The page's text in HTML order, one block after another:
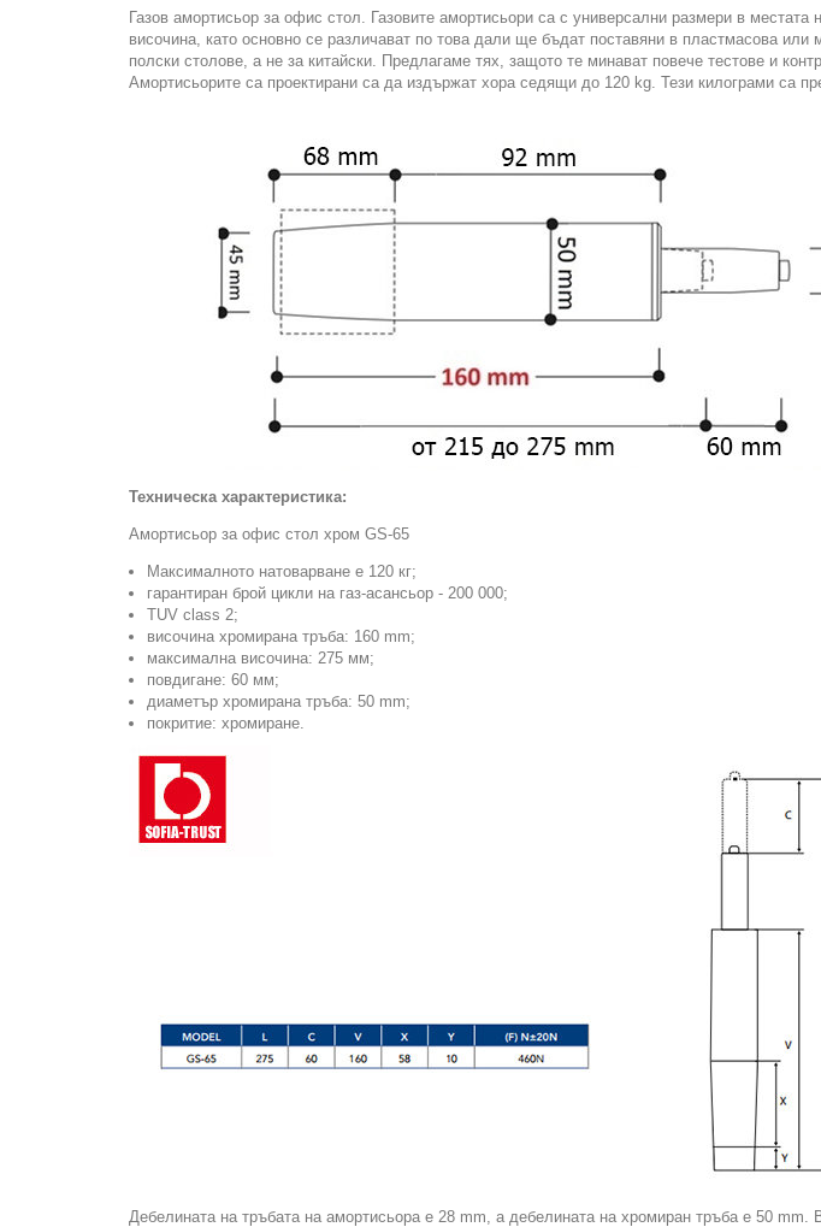
Газов амортисьор за офис стол. Газовите амортисьори са с универсални размери в
височина, като основно се различават по това дали ще бъдат поставяни в пластмасова
полски столове, а не за китайски. Предлагаме тях, защото те минават повече тестове и
Амортисьорите са проектирани са да издържат хора седящи до 120 kg. Тези килограми са
Техническа характеристика:
Амортисьор за офис стол хром GS-65
Максималното натоварване е 120 кг;
гарантиран брой цикли на газ-асансьор - 200 000;
TUV class 2;
височина хромирана тръба: 160 mm;
максимална височина: 275 мм;
повдигане: 60 мм;
диаметър хромирана тръба: 50 mm;
покритие: хромиране.
Дебелината на тръбата на амортисьора е 28 mm, а дебелината на хромиран тръба е 50